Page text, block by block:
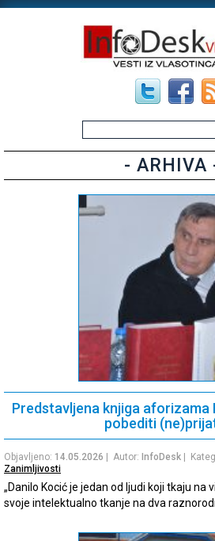
- ARHIVA
Predstavljena knjiga aforizama
pobediti
Objavljeno: 14.05.2026 | Autor: InfoDesk |
Zanimljivosti
„Danilo Kocić je jedan od ljudi koji tkaju na
svoje intelektualno tkanje na dva